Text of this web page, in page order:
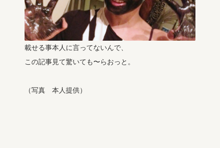
載せる事本人に言ってないんで、
この記事見て驚いても〜らおっと。
（写真 本人提供）